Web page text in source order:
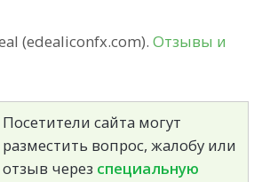
(edealiconfx.com). Отзывы и
Посетители сайта могут
разместить вопрос, жалобу или
отзыв через специальную